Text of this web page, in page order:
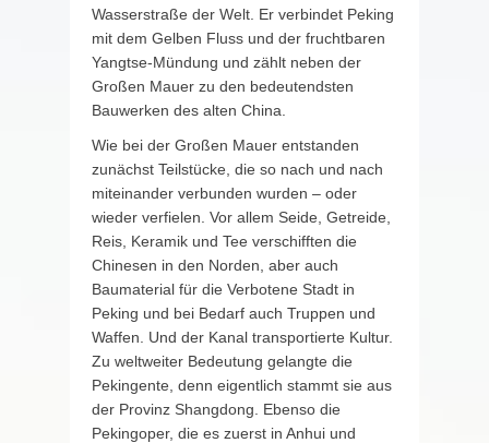
Wasserstraße der Welt. Er verbindet Peking
mit dem Gelben Fluss und der fruchtbaren
Yangtse-Mündung und zählt neben der
Großen Mauer zu den bedeutendsten
Bauwerken des alten China.
Wie bei der Großen Mauer entstanden
zunächst Teilstücke, die so nach und nach
miteinander verbunden wurden – oder
wieder verfielen. Vor allem Seide, Getreide,
Reis, Keramik und Tee verschifften die
Chinesen in den Norden, aber auch
Baumaterial für die Verbotene Stadt in
Peking und bei Bedarf auch Truppen und
Waffen. Und der Kanal transportierte Kultur.
Zu weltweiter Bedeutung gelangte die
Pekingente, denn eigentlich stammt sie aus
der Provinz Shangdong. Ebenso die
Pekingoper, die es zuerst in Anhui und